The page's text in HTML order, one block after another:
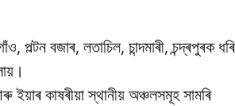
পল্টন বজাৰ, লতাচিল, চান্দমাৰী, চন্দ্ৰপুৰক ধৰি
ইয়াৰ কাষৰীয়া স্থানীয় অঞ্চলসমূহ সামৰি